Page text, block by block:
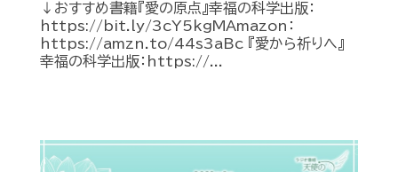
↓おすすめ書籍『愛の原点』幸福の科学出版：
https://bit.ly/3cY5kgMAmazon：
https://amzn.to/44s3aBc 『愛から祈りへ』
幸福の科学出版：https://...